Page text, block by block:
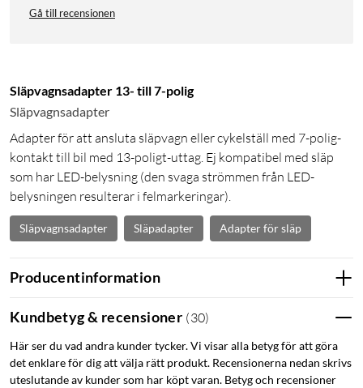
Gå till recensionen
Släpvagnsadapter 13- till 7-polig
Släpvagnsadapter
Adapter för att ansluta släpvagn eller cykelställ med 7-polig-
kontakt till bil med 13-poligt-uttag. Ej kompatibel med släp
som har LED-belysning (den svaga strömmen från LED-
belysningen resulterar i felmarkeringar).
Släpvagnsadapter Släpadapter Adapter för släp
Producentinformation
Kundbetyg & recensioner (30)
Här ser du vad andra kunder tycker. Vi visar alla betyg för att göra
det enklare för dig att välja rätt produkt. Recensionerna nedan skrivs
uteslutande av kunder som har köpt varan. Betyg och recensioner